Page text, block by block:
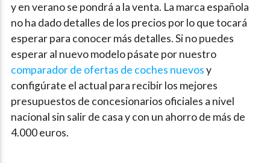
y en verano se pondrá a la venta. La marca española
no ha dado detalles de los precios por lo que tocará
esperar para conocer más detalles. Si no puedes
esperar al nuevo modelo pásate por nuestro
comparador de ofertas de coches nuevosy
configúrate el actual para recibir los mejores
presupuestos de concesionarios oficiales a nivel
nacional sin salir de casa y con un ahorro de más de
4.000 euros.